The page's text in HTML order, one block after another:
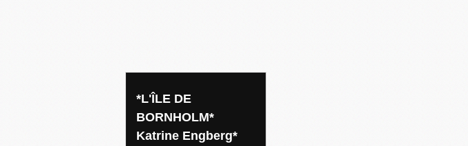
polar scandinave
*L'ÎLE DE
BORNHOLM*
Katrine Engberg*